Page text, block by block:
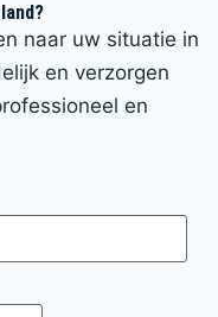
naar uw situatie in
en verzorgen
en